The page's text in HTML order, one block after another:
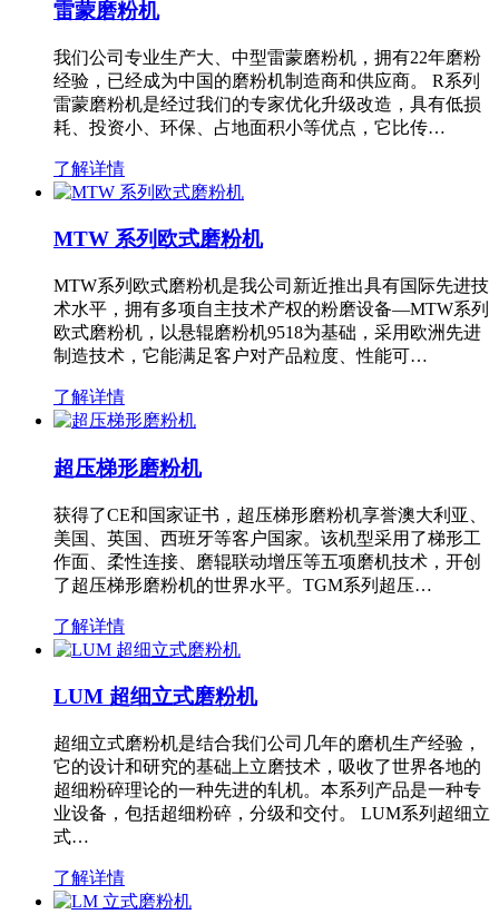
雷蒙磨粉机
我们公司专业生产大、中型雷蒙磨粉机，拥有22年磨粉
经验，已经成为中国的磨粉机制造商和供应商。 R系列
雷蒙磨粉机是经过我们的专家优化升级改造，具有低损
耗、投资小、环保、占地面积小等优点，它比传…
了解详情
MTW 系列欧式磨粉机
MTW系列欧式磨粉机是我公司新近推出具有国际先进技
术水平，拥有多项自主技术产权的粉磨设备—MTW系列
欧式磨粉机，以悬辊磨粉机9518为基础，采用欧洲先进
制造技术，它能满足客户对产品粒度、性能可…
了解详情
超压梯形磨粉机
获得了CE和国家证书，超压梯形磨粉机享誉澳大利亚、
美国、英国、西班牙等客户国家。该机型采用了梯形工
作面、柔性连接、磨辊联动增压等五项磨机技术，开创
了超压梯形磨粉机的世界水平。TGM系列超压…
了解详情
LUM 超细立式磨粉机
超细立式磨粉机是结合我们公司几年的磨机生产经验，
它的设计和研究的基础上立磨技术，吸收了世界各地的
超细粉碎理论的一种先进的轧机。本系列产品是一种专
业设备，包括超细粉碎，分级和交付。 LUM系列超细立
式…
了解详情